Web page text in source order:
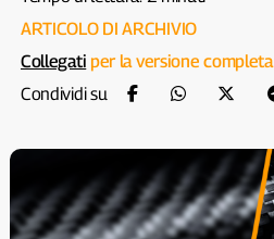
ARTICOLO DI ARCHIVIO
Collegati per la versione completa
Condividi su